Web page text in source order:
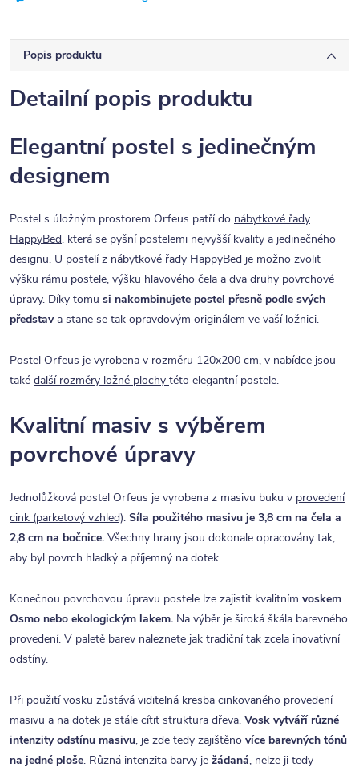
Popis produktu
Detailní popis produktu
Elegantní postel s jedinečným
designem
Postel s úložným prostorem Orfeus patří do nábytkové řady
HappyBed, která se pyšní postelemi nejvyšší kvality a jedinečného
designu. U postelí z nábytkové řady HappyBed je možno zvolit
výšku rámu postele, výšku hlavového čela a dva druhy povrchové
úpravy. Díky tomu si nakombinujete postel přesně podle svých
představa stane se tak opravdovým originálem ve vaší ložnici.
Postel Orfeus je vyrobena v rozměru 120x200 cm, v nabídce jsou
také další rozměry ložné plochy této elegantní postele.
Kvalitní masiv s výběrem
povrchové úpravy
Jednolůžková postel Orfeus je vyrobena z masivu buku v provedení
cink (parketový vzhled). Síla použitého masivu je 3,8 cm na čela a
2,8 cm na bočnice. Všechny hrany jsou dokonale opracovány tak,
aby byl povrch hladký a příjemný na dotek.
Konečnou povrchovou úpravu postele lze zajistit kvalitním voskem
Osmo nebo ekologickým lakem. Na výběr je široká škála barevného
provedení. V paletě barev naleznete jak tradiční tak zcela inovativní
odstíny.
Při použití vosku zůstává viditelná kresba cinkovaného provedení
masivu a na dotek je stále cítit struktura dřeva. Vosk vytváří různé
intenzity odstínu masivu, je zde tedy zajištěno více barevných tónů
na jedné ploše. Různá intenzita barvy je žádaná, nelze ji tedy